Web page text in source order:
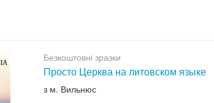
Безкоштовні зразки
Просто Церква на литовском языке
з м. Вильнюс